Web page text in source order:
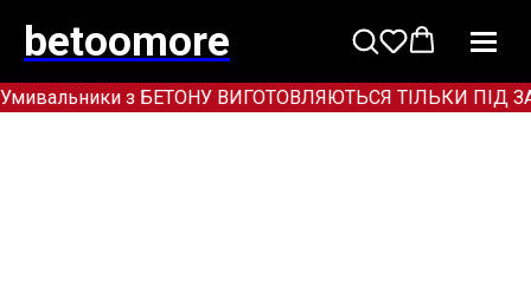
betoomore
з БЕТОНУ ВИГОТОВЛЯЮТЬСЯ ТІЛЬКИ ПІД